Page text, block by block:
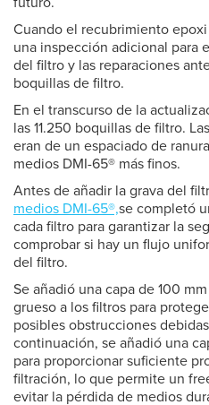
Cuando el recubrimiento
una inspección adicional para
del filtro y las reparaciones
boquillas de filtro.
En el transcurso de la
las 11.250 boquillas de filtro.
eran de un espaciado de
medios DMI-65® más finos.
Antes de añadir la grava del
medios DMI-65®,se completó
cada filtro para garantizar la
comprobar si hay un flujo
del filtro.
Se añadió una capa de 100
grueso a los filtros para
posibles obstrucciones
continuación, se añadió una
para proporcionar suficiente
filtración, lo que permite un
evitar la pérdida de medios